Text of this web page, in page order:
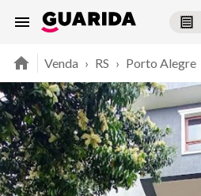
Venda › RS › Porto Alegre